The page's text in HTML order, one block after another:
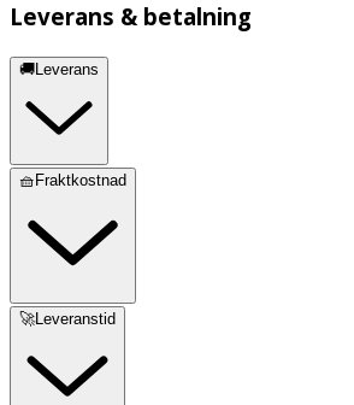
Leverans & betalning
🚚Leverans
🧺Fraktkostnad
🚀Leveranstid